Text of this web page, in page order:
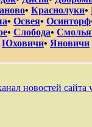
• Краснолуки•
• Освея• Осинторф
• Слобода•
Юховичи• Яновичи
новостей сайта